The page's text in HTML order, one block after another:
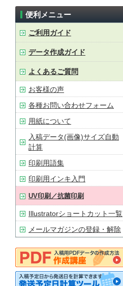
便利メニュー
ご利用ガイド
データ作成ガイド
よくあるご質問
お客様の声
各種お問い合わせフォーム
用紙について
入稿データ(画像)サイズ自動
計算
印刷用語集
印刷用インキ入門
UV印刷／抗菌印刷
Illustratorショートカット一覧
メールマガジンの登録・解除